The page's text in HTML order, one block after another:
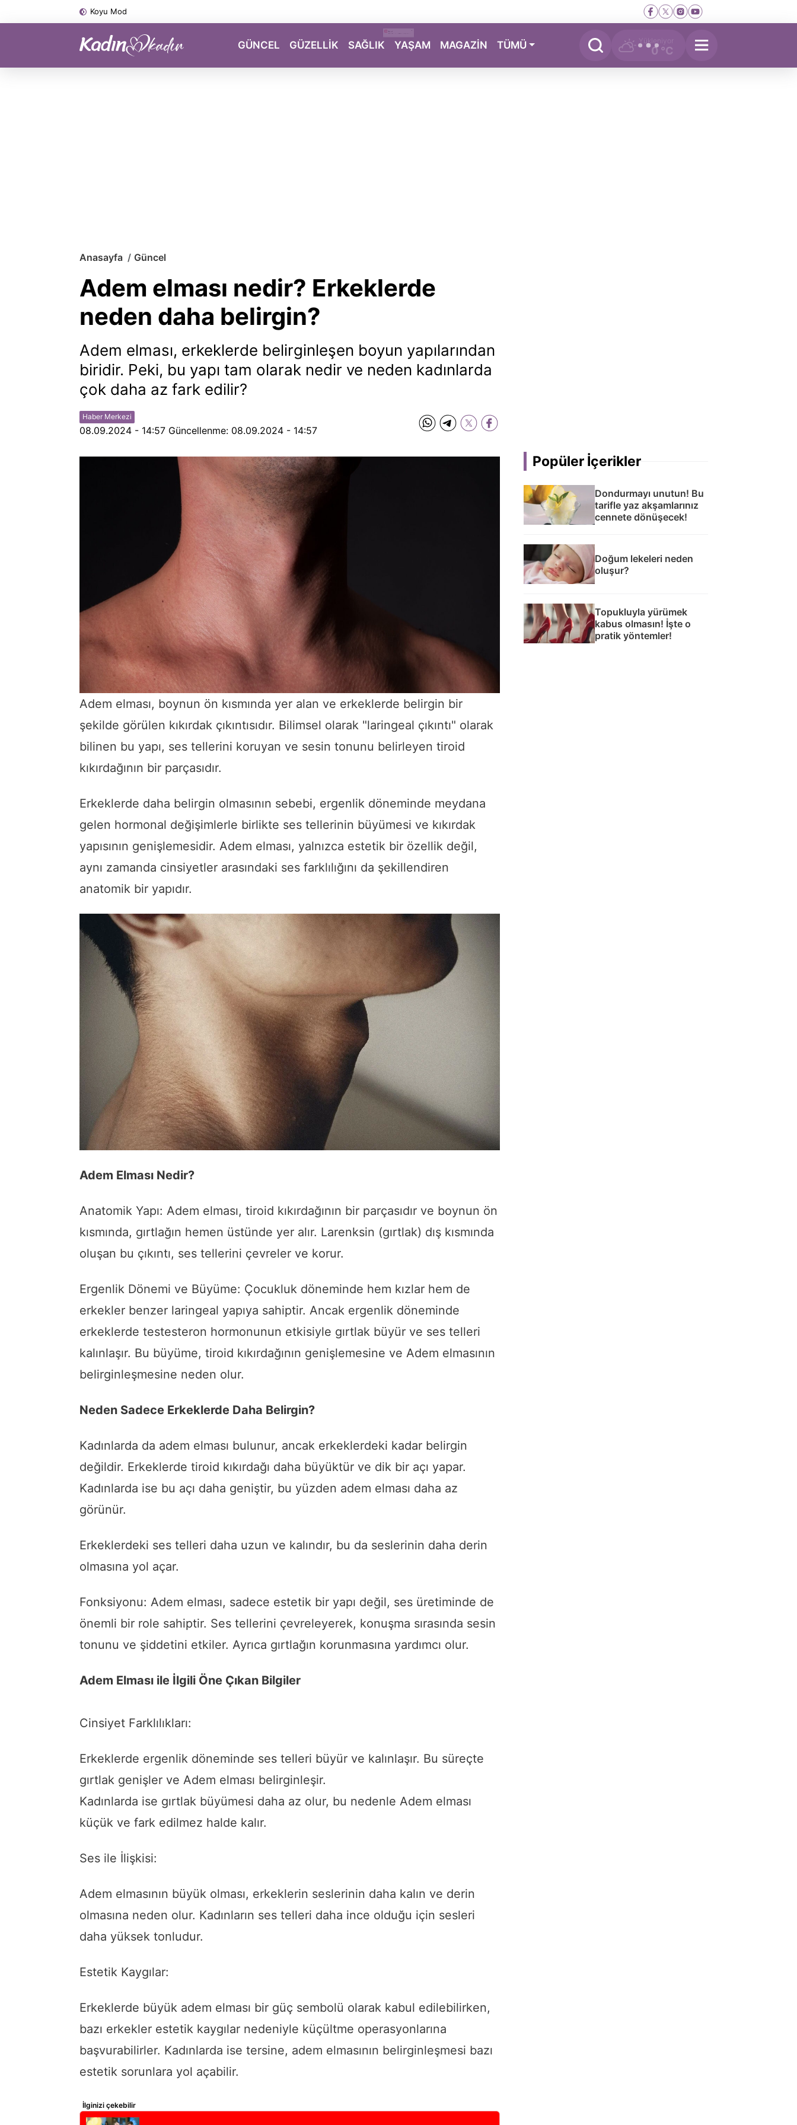
Koyu Mod
GÜNCEL GÜZELLİK SAĞLIK YAŞAM MAGAZİN TÜMÜ Yükleniyor
0 °C
Anasayfa Güncel
Adem elması nedir? Erkeklerde
neden daha belirgin?
Adem elması, erkeklerde belirginleşen boyun yapılarından
biridir. Peki, bu yapı tam olarak nedir ve neden kadınlarda
çok daha az fark edilir?
Haber Merkezi
08.09.2024 - 14:57 Güncellenme: 08.09.2024 - 14:57
Adem elması, boynun ön kısmında yer alan ve erkeklerde belirgin bir
şekilde görülen kıkırdak çıkıntısıdır. Bilimsel olarak "laringeal çıkıntı" olarak
bilinen bu yapı, ses tellerini koruyan ve sesin tonunu belirleyen tiroid
kıkırdağının bir parçasıdır.
Erkeklerde daha belirgin olmasının sebebi, ergenlik döneminde meydana
gelen hormonal değişimlerle birlikte ses tellerinin büyümesi ve kıkırdak
yapısının genişlemesidir. Adem elması, yalnızca estetik bir özellik değil,
aynı zamanda cinsiyetler arasındaki ses farklılığını da şekillendiren
anatomik bir yapıdır.
Adem Elması Nedir?
Anatomik Yapı: Adem elması, tiroid kıkırdağının bir parçasıdır ve boynun ön
kısmında, gırtlağın hemen üstünde yer alır. Larenksin (gırtlak) dış kısmında
oluşan bu çıkıntı, ses tellerini çevreler ve korur.
Ergenlik Dönemi ve Büyüme: Çocukluk döneminde hem kızlar hem de
erkekler benzer laringeal yapıya sahiptir. Ancak ergenlik döneminde
erkeklerde testesteron hormonunun etkisiyle gırtlak büyür ve ses telleri
kalınlaşır. Bu büyüme, tiroid kıkırdağının genişlemesine ve Adem elmasının
belirginleşmesine neden olur.
Neden Sadece Erkeklerde Daha Belirgin?
Kadınlarda da adem elması bulunur, ancak erkeklerdeki kadar belirgin
değildir. Erkeklerde tiroid kıkırdağı daha büyüktür ve dik bir açı yapar.
Kadınlarda ise bu açı daha geniştir, bu yüzden adem elması daha az
görünür.
Erkeklerdeki ses telleri daha uzun ve kalındır, bu da seslerinin daha derin
olmasına yol açar.
Fonksiyonu: Adem elması, sadece estetik bir yapı değil, ses üretiminde de
önemli bir role sahiptir. Ses tellerini çevreleyerek, konuşma sırasında sesin
tonunu ve şiddetini etkiler. Ayrıca gırtlağın korunmasına yardımcı olur.
Adem Elması ile İlgili Öne Çıkan Bilgiler
Cinsiyet Farklılıkları:
Erkeklerde ergenlik döneminde ses telleri büyür ve kalınlaşır. Bu süreçte
gırtlak genişler ve Adem elması belirginleşir.
Kadınlarda ise gırtlak büyümesi daha az olur, bu nedenle Adem elması
küçük ve fark edilmez halde kalır.
Ses ile İlişkisi:
Adem elmasının büyük olması, erkeklerin seslerinin daha kalın ve derin
olmasına neden olur. Kadınların ses telleri daha ince olduğu için sesleri
daha yüksek tonludur.
Estetik Kaygılar:
Erkeklerde büyük adem elması bir güç sembolü olarak kabul edilebilirken,
bazı erkekler estetik kaygılar nedeniyle küçültme operasyonlarına
başvurabilirler. Kadınlarda ise tersine, adem elmasının belirginleşmesi bazı
estetik sorunlara yol açabilir.
İlginizi çekebilir
Popüler İçerikler
Dondurmayı unutun! Bu
tarifle yaz akşamlarınız
cennete dönüşecek!
Doğum lekeleri neden
oluşur?
Topukluyla yürümek
kabus olmasın! İşte o
pratik yöntemler!